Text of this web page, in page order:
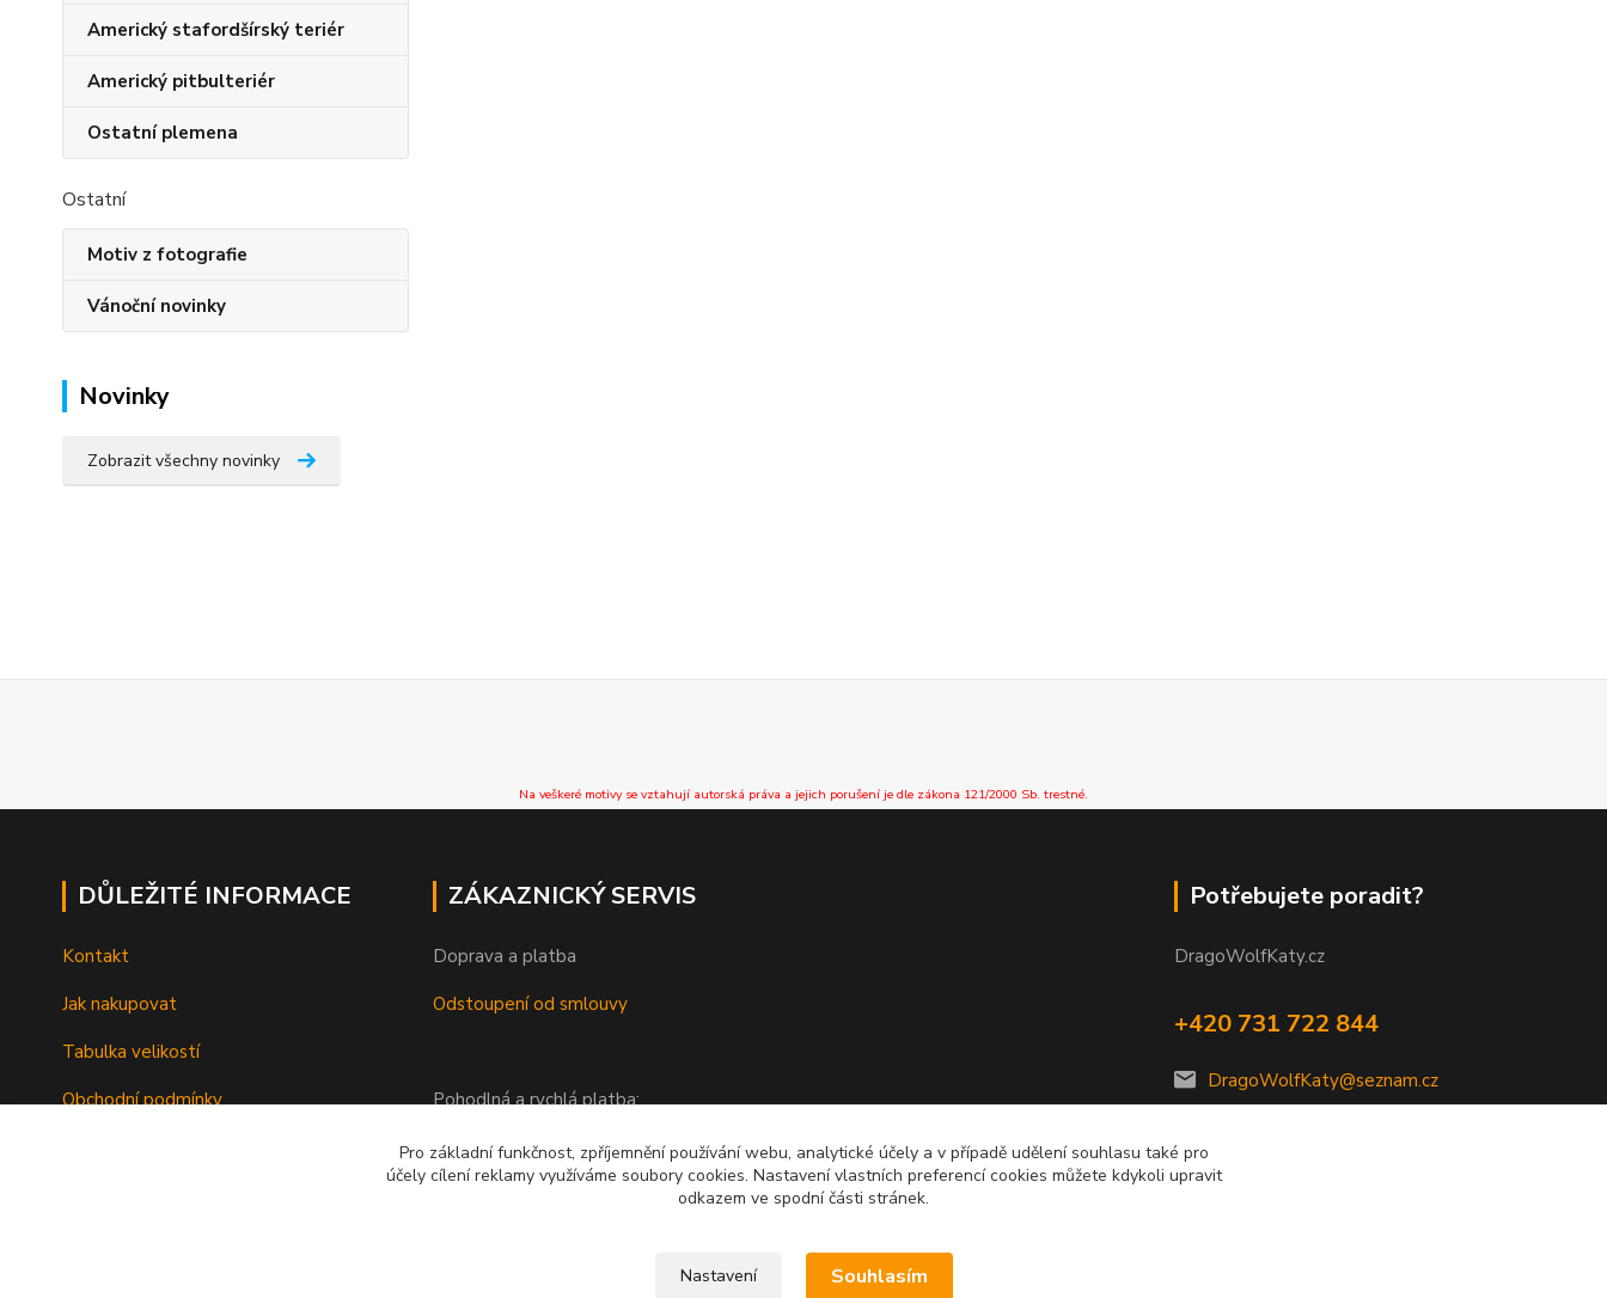
Americký stafordšírský teriér
Americký pitbulteriér
Ostatní plemena
Ostatní
Motiv z fotografie
Vánoční novinky
Novinky
Zobrazit všechny novinky
Na veškeré motivy se vztahují autorská práva a jejich porušení je dle zákona 121/2000 Sb. trestné.
DŮLEŽITÉ INFORMACE
Kontakt
Jak nakupovat
Tabulka velikostí
Obchodní podmínky
ZÁKAZNICKÝ SERVIS
Doprava a platba
Odstoupení od smlouvy
Pohodlná a rychlá platba:
Potřebujete poradit?
DragoWolfKaty.cz
+420 731 722 844
DragoWolfKaty@seznam.cz
Pro základní funkčnost, zpříjemnění používání webu, analytické účely a v případě udělení souhlasu také pro
účely cílení reklamy využíváme soubory cookies. Nastavení vlastních preferencí cookies můžete kdykoli upravit
odkazem ve spodní části stránek.
Nastavení Souhlasím